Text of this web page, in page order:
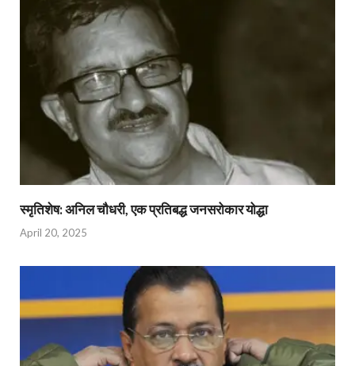
स्मृतिशेष: अनिल चौधरी, एक प्रतिबद्ध जनसरोकार योद्धा​
April 20, 2025